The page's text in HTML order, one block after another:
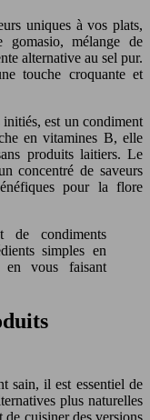
uniques à vos plats,
gomasio, mélange de
alternative au sel pur.
touche croquante et
initiés, est un condiment
en vitamines B, elle
produits laitiers. Le
concentré de saveurs
pour la flore
simples en
en vous faisant
sain, il est essentiel de
plus naturelles